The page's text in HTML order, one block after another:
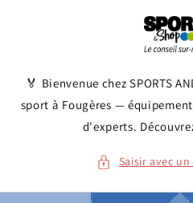
🏅 Bienvenue chez SPORTS
sport à Fougères —
d'experts.
Saisir avec